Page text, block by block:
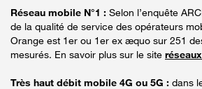
Réseau mobile N°1 : Selon l’enquête
de la qualité de service des opérateurs
Orange est 1er ou 1er ex æquo sur 251
mesurés. En savoir plus sur le site
Très haut débit mobile 4G ou 5G : dans